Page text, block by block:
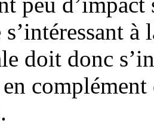
s’intéressant
doit donc